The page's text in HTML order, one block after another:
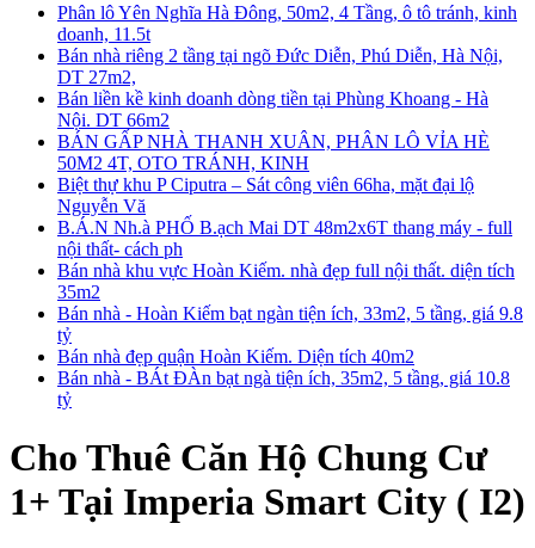
Phân lô Yên Nghĩa Hà Đông, 50m2, 4 Tầng, ô tô tránh, kinh
doanh, 11.5t
Bán nhà riêng 2 tầng tại ngõ Đức Diễn, Phú Diễn, Hà Nội,
DT 27m2,
Bán liền kề kinh doanh dòng tiền tại Phùng Khoang - Hà
Nội. DT 66m2
BÁN GẤP NHÀ THANH XUÂN, PHÂN LÔ VỈA HÈ
50M2 4T, OTO TRÁNH, KINH
Biệt thự khu P Ciputra – Sát công viên 66ha, mặt đại lộ
Nguyễn Vă
B.Á.N Nh.à PHỐ B.ạch Mai DT 48m2x6T thang máy - full
nội thất- cách ph
Bán nhà khu vực Hoàn Kiếm. nhà đẹp full nội thất. diện tích
35m2
Bán nhà - Hoàn Kiếm bạt ngàn tiện ích, 33m2, 5 tầng, giá 9.8
tỷ
Bán nhà đẹp quận Hoàn Kiếm. Diện tích 40m2
Bán nhà - BÁt ĐÀn bạt ngà tiện ích, 35m2, 5 tầng, giá 10.8
tỷ
Cho Thuê Căn Hộ Chung Cư
1+ Tại Imperia Smart City ( I2)